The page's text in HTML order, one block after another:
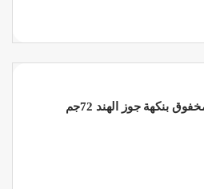
بنكهة جوز الهند 72جم